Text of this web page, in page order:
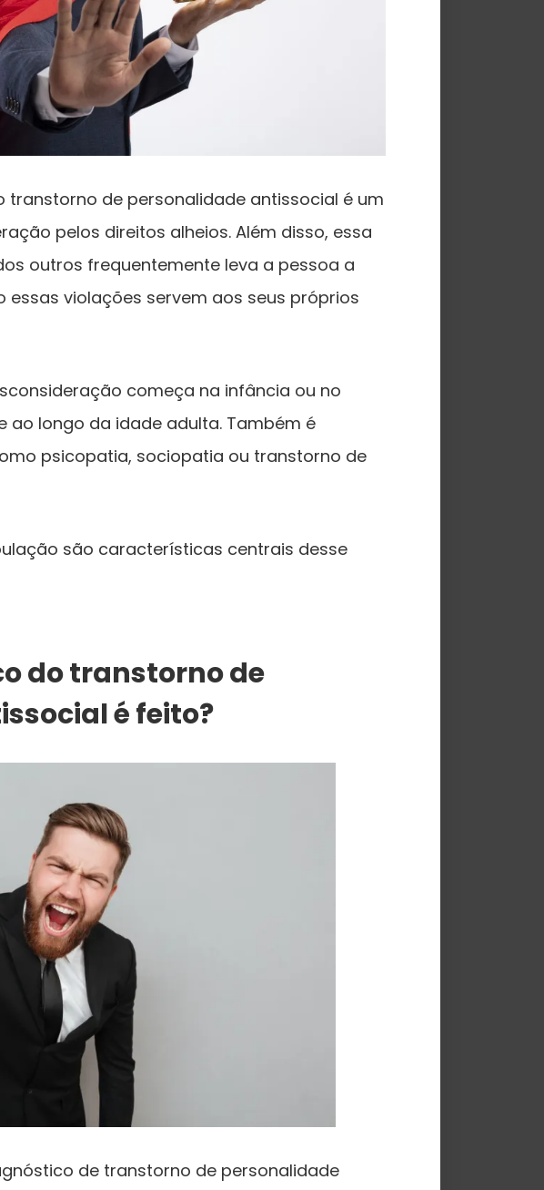
de personalidade antissocial é um
pelos direitos alheios. Além disso, essa
outros frequentemente leva a pessoa a
violações servem aos seus próprios
começa na infância ou no
ao longo da idade adulta. Também é
psicopatia, sociopatia ou transtorno de
são características centrais desse
do transtorno de
é feito?
de transtorno de personalidade